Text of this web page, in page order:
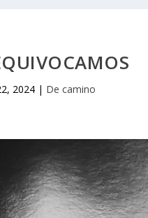
2024 | De camino